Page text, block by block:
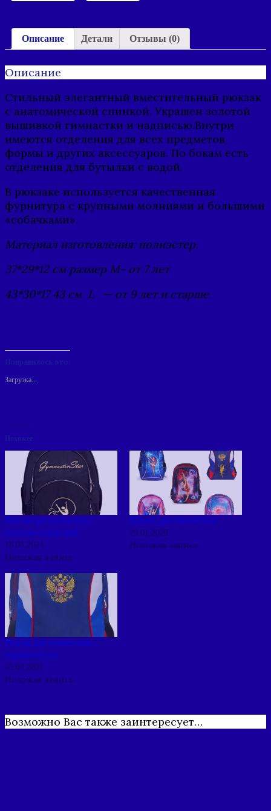
Описание Детали Отзывы (0)
Описание
Стильный элегантный вместительный рюкзак
с анатомической спинкой. Украшен золотой
вышивкой гимнастки и надписью.Внутри
имеются отделения для всех предметов,
формы и других аксессуаров. По бокам есть
отделения для бутылки с водой.
В рюкзаке используется качественная
фурнитура с крупными молниями и большими
«собачками».
Материал изготовления: полиэстер.
37*29*12 см размер М- от 7 лет
43*30*17 43 см L — от 9 лет и старше.
Понравилось это:
Загрузка...
Похожее
Рюкзак для гимнастки с
золотой гимнасткой
18.03.2023
Похожая запись
Рюкзак для гимнастики
29.01.2020
Похожая запись
Рюкзак для гимнастики с
гербом 6-9 лет
03.03.2021
Похожая запись
Возможно Вас также заинтересует…